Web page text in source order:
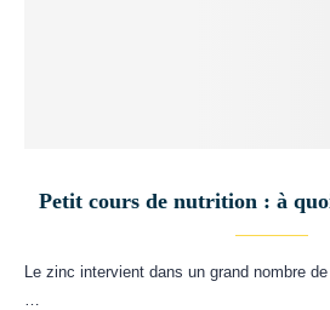
Petit cours de nutrition : à
Le zinc intervient dans un grand nombre
…